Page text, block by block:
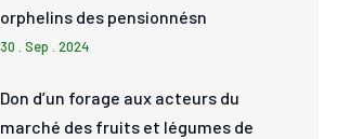
orphelins des pensionnésn
30 . Sep . 2024
Don d’un forage aux acteurs du
marché des fruits et légumes de